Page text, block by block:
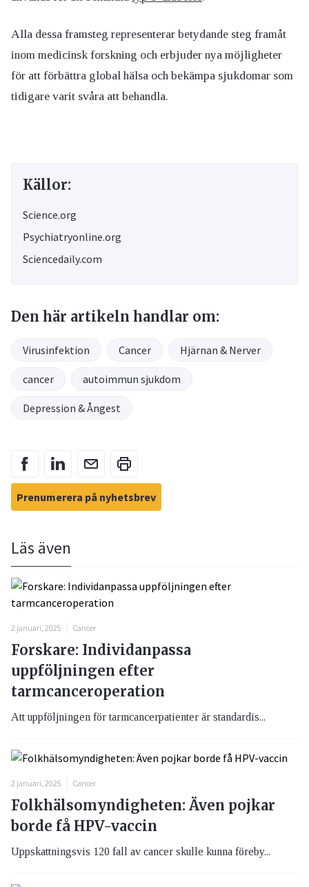
Alla dessa framsteg representerar betydande steg framåt
inom medicinsk forskning och erbjuder nya möjligheter
för att förbättra global hälsa och bekämpa sjukdomar som
tidigare varit svåra att behandla.
Källor:
Science.org
Psychiatryonline.org
Sciencedaily.com
Den här artikeln handlar om:
Virusinfektion Cancer Hjärnan & Nerver
cancer autoimmun sjukdom
Depression & Ångest
Prenumerera på nyhetsbrev
Läs även
2 januari, 2025 Cancer
Forskare: Individanpassa
uppföljningen efter
tarmcanceroperation
Att uppföljningen för tarmcancerpatienter är standardis...
2 januari, 2025 Cancer
Folkhälsomyndigheten: Även pojkar
borde få HPV-vaccin
Uppskattningsvis 120 fall av cancer skulle kunna föreby...